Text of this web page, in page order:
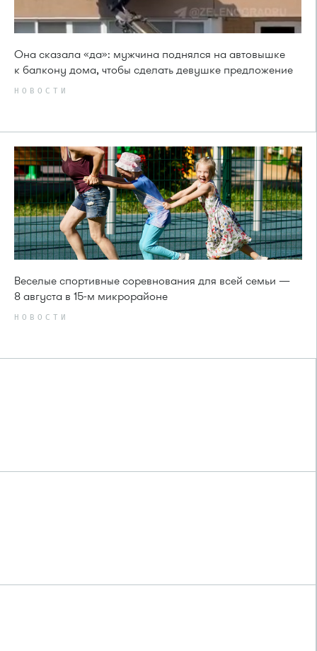
Она сказала «да»: мужчина поднялся на автовышке
к балкону дома, чтобы сделать девушке предложение
НОВОСТИ
Веселые спортивные соревнования для всей семьи —
8 августа в 15-м микрорайоне
НОВОСТИ